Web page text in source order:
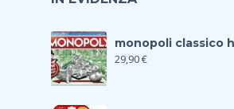
monopoli classico
29,90€